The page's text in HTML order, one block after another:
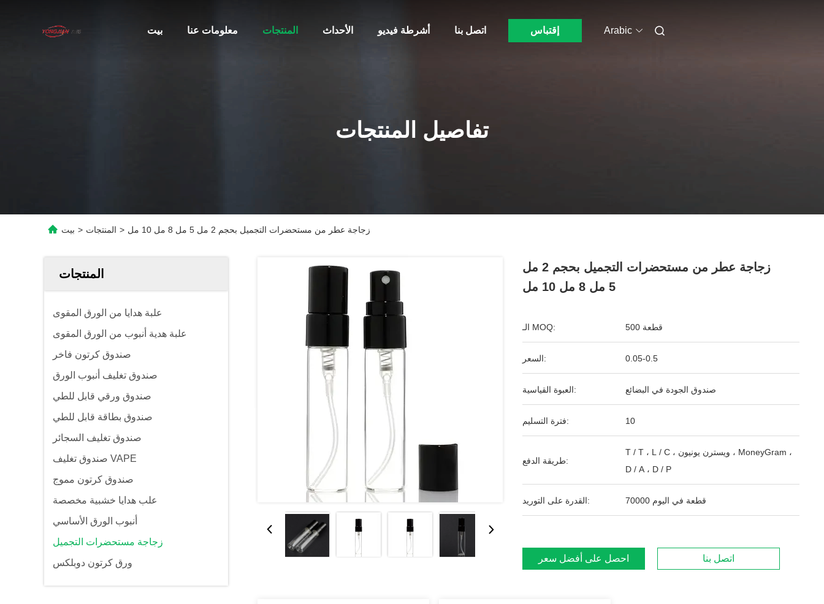
بيت معلومات عنا المنتجات الأحداث أشرطة فيديو اتصل بنا إقتباس Arabic
تفاصيل المنتجات
بيت > المنتجات > زجاجة عطر من مستحضرات التجميل بحجم 2 مل 5 مل 8 مل 10 مل
المنتجات
علبة هدايا من الورق المقوى
علبة هدية أنبوب من الورق المقوى
صندوق كرتون فاخر
صندوق تغليف أنبوب الورق
صندوق ورقي قابل للطي
صندوق بطاقة قابل للطي
صندوق تغليف السجائر
صندوق تغليف VAPE
صندوق كرتون مموج
علب هدايا خشبية مخصصة
أنبوب الورق الأساسي
زجاجة مستحضرات التجميل
ورق كرتون دوبلكس
زجاجة عطر من مستحضرات التجميل بحجم 2 مل
5 مل 8 مل 10 مل
الـ MOQ: 500 قطعة
السعر: 0.05-0.5
العبوة القياسية: صندوق الجودة في البضائع
فترة التسليم: 10
طريقة الدفع:
T / T ، L / C ، ويسترن يونيون ، MoneyGram ،
D / A ، D / P
القدرة على التوريد: 70000 قطعة في اليوم
احصل على أفضل سعر اتصل بنا